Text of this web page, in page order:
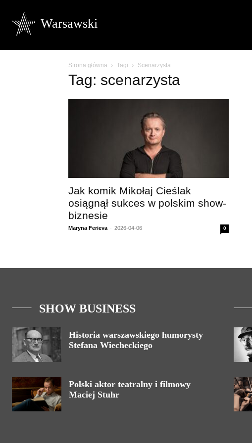
Warsawski
Strona główna Tagi Scenarzysta
Tag: scenarzysta
Jak komik Mikołaj Cieślak
osiągnął sukces w polskim show-
biznesie
Maryna Ferieva - 2026-04-06 0
SHOW BUSINESS
Historia warszawskiego humorysty
Stefana Wiecheckiego
Polski aktor teatralny i filmowy
Maciej Stuhr